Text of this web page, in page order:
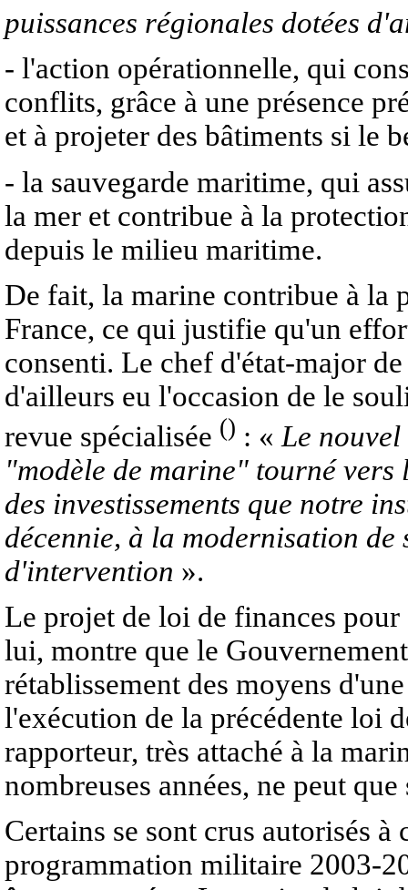
puissances régionales dotées
- l'action opérationnelle, qui
conflits, grâce à une présence
et à projeter des bâtiments si le
- la sauvegarde maritime, qui
la mer et contribue à la
depuis le milieu maritime.
De fait, la marine contribue à la
France, ce qui justifie qu'un
consenti. Le chef d'état-major
d'ailleurs eu l'occasion de le
revue spécialisée () : « Le
"modèle de marine" tourné
des investissements que notre
décennie, à la modernisation de
d'intervention ».
Le projet de loi de finances
lui, montre que le
rétablissement des moyens
l'exécution de la précédente loi
rapporteur, très attaché à la
nombreuses années, ne peut
Certains se sont crus autorisés
programmation militaire 2003-